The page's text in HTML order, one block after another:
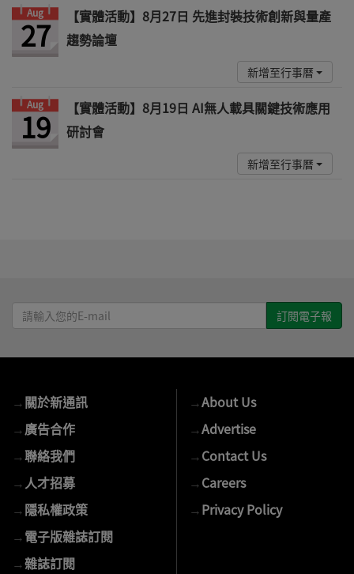
Aug
27
【實體活動】8月27日 先進封裝技術創新與量產
趨勢論壇
新增至行事曆
Aug
19
【實體活動】8月19日 AI無人載具關鍵技術應用
研討會
新增至行事曆
請
輸
E-
mail
→關於新通訊
→廣告合作
→聯絡我們
→ 人才招募
→隱私權政策
→電子版雜誌訂閱
→雜誌訂閱
→About Us
→Advertise
→Contact Us
→Careers
→Privacy Policy